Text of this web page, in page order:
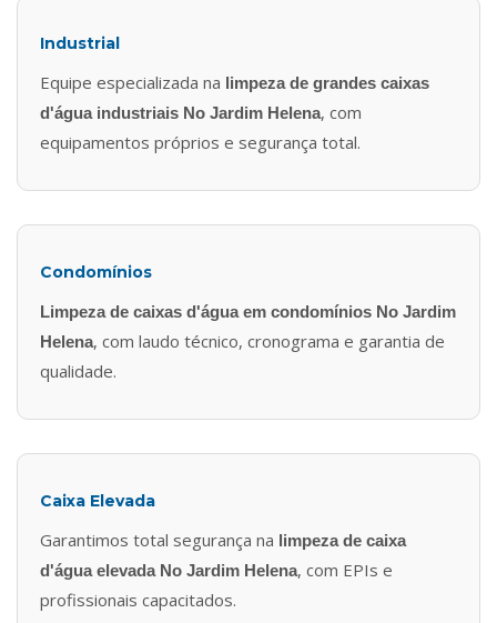
Industrial
Equipe especializada na limpeza de grandes caixas
d'água industriais No Jardim Helena, com
equipamentos próprios e segurança total.
Condomínios
Limpeza de caixas d'água em condomínios No Jardim
Helena, com laudo técnico, cronograma e garantia de
qualidade.
Caixa Elevada
Garantimos total segurança na limpeza de caixa
d'água elevada No Jardim Helena, com EPIs e
profissionais capacitados.